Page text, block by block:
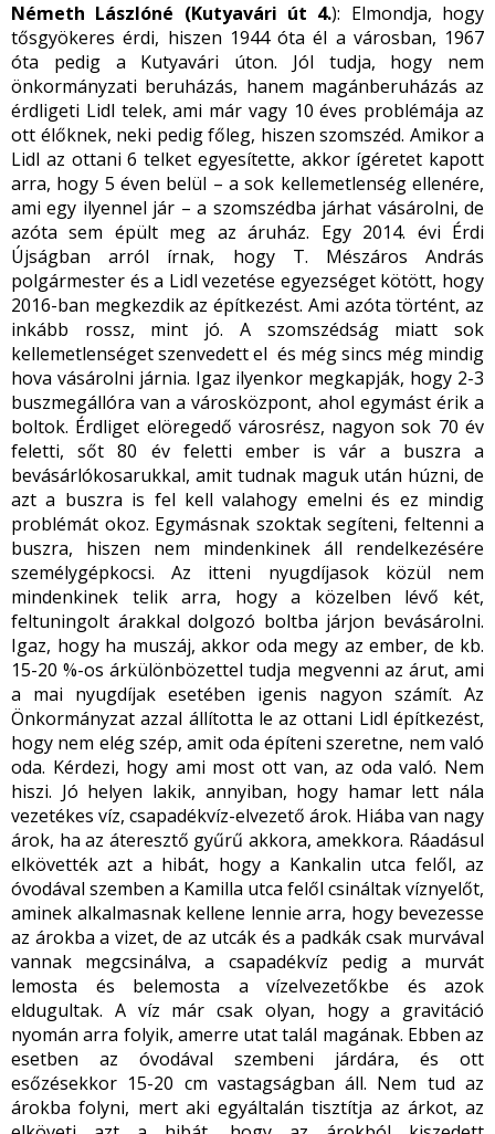
Németh Lászlóné (Kutyavári út 4.): Elmondja, hogy
tősgyökeres érdi, hiszen 1944 óta él a városban, 1967
óta pedig a Kutyavári úton. Jól tudja, hogy nem
önkormányzati beruházás, hanem magánberuházás az
érdligeti Lidl telek, ami már vagy 10 éves problémája az
ott élőknek, neki pedig főleg, hiszen szomszéd. Amikor a
Lidl az ottani 6 telket egyesítette, akkor ígéretet kapott
arra, hogy 5 éven belül – a sok kellemetlenség ellenére,
ami egy ilyennel jár – a szomszédba járhat vásárolni, de
azóta sem épült meg az áruház. Egy 2014. évi Érdi
Újságban arról írnak, hogy T. Mészáros András
polgármester és a Lidl vezetése egyezséget kötött, hogy
2016-ban megkezdik az építkezést. Ami azóta történt, az
inkább rossz, mint jó. A szomszédság miatt sok
kellemetlenséget szenvedett el és még sincs még mindig
hova vásárolni járnia. Igaz ilyenkor megkapják, hogy 2-3
buszmegállóra van a városközpont, ahol egymást érik a
boltok. Érdliget elöregedő városrész, nagyon sok 70 év
feletti, sőt 80 év feletti ember is vár a buszra a
bevásárlókosarukkal, amit tudnak maguk után húzni, de
azt a buszra is fel kell valahogy emelni és ez mindig
problémát okoz. Egymásnak szoktak segíteni, feltenni a
buszra, hiszen nem mindenkinek áll rendelkezésére
személygépkocsi. Az itteni nyugdíjasok közül nem
mindenkinek telik arra, hogy a közelben lévő két,
feltuningolt árakkal dolgozó boltba járjon bevásárolni.
Igaz, hogy ha muszáj, akkor oda megy az ember, de kb.
15-20 %-os árkülönbözettel tudja megvenni az árut, ami
a mai nyugdíjak esetében igenis nagyon számít. Az
Önkormányzat azzal állította le az ottani Lidl építkezést,
hogy nem elég szép, amit oda építeni szeretne, nem való
oda. Kérdezi, hogy ami most ott van, az oda való. Nem
hiszi. Jó helyen lakik, annyiban, hogy hamar lett nála
vezetékes víz, csapadékvíz-elvezető árok. Hiába van nagy
árok, ha az áteresztő gyűrű akkora, amekkora. Ráadásul
elkövették azt a hibát, hogy a Kankalin utca felől, az
óvodával szemben a Kamilla utca felől csináltak víznyelőt,
aminek alkalmasnak kellene lennie arra, hogy bevezesse
az árokba a vizet, de az utcák és a padkák csak murvával
vannak megcsinálva, a csapadékvíz pedig a murvát
lemosta és belemosta a vízelvezetőkbe és azok
eldugultak. A víz már csak olyan, hogy a gravitáció
nyomán arra folyik, amerre utat talál magának. Ebben az
esetben az óvodával szembeni járdára, és ott
esőzésekkor 15-20 cm vastagságban áll. Nem tud az
árokba folyni, mert aki egyáltalán tisztítja az árkot, az